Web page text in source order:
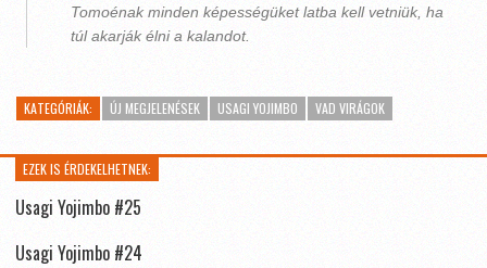
Tomoénak minden képességüket latba kell vetniük, ha
túl akarják élni a kalandot.
KATEGÓRIÁK: ÚJ MEGJELENÉSEK USAGI YOJIMBO VAD VIRÁGOK
EZEK IS ÉRDEKELHETNEK:
Usagi Yojimbo #25
Usagi Yojimbo #24